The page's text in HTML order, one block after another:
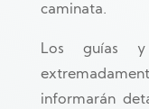
caminata.
Los guías
informarán